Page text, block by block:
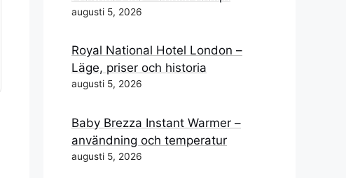
augusti 5, 2026
Royal National Hotel London –
Läge, priser och historia
augusti 5, 2026
Baby Brezza Instant Warmer –
användning och temperatur
augusti 5, 2026